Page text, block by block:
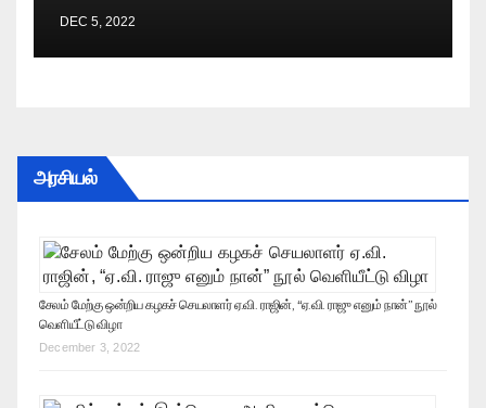
DEC 5, 2022
அரசியல்
சேலம் மேற்கு ஒன்றிய கழகச் செயலாளர் ஏ.வி. ராஜின், “ஏ.வி. ராஜு எனும் நான்” நூல்
வெளியீட்டு விழா
December 3, 2022